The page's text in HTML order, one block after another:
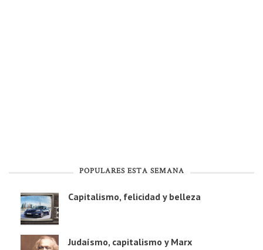
POPULARES ESTA SEMANA
Capitalismo, felicidad y belleza
Judaísmo, capitalismo y Marx